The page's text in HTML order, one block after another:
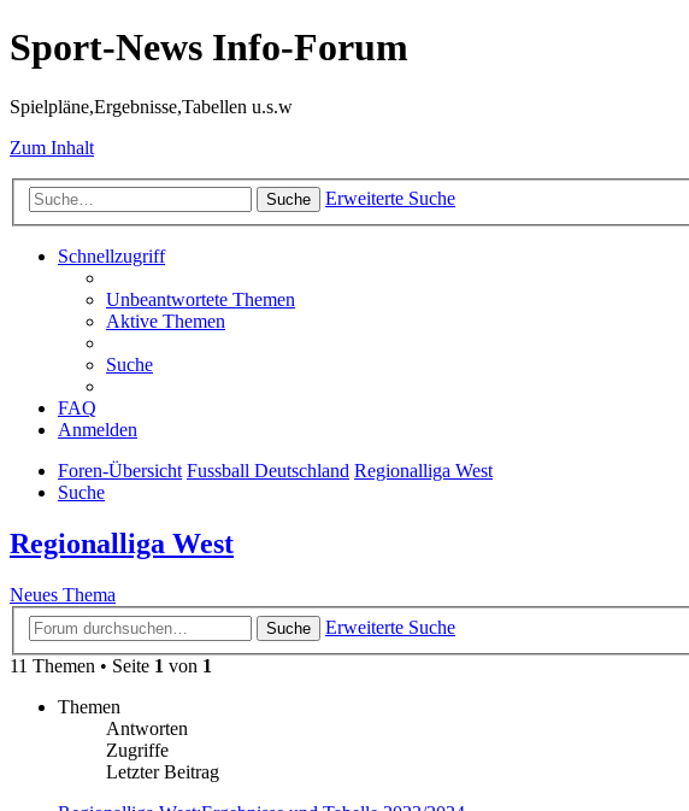
Sport-News Info-Forum
Spielpläne,Ergebnisse,Tabellen u.s.w
Zum Inhalt
Suche Erweiterte Suche
Schnellzugriff
Unbeantwortete Themen
Aktive Themen
Suche
FAQ
Anmelden
Foren-Übersicht Fussball Deutschland Regionalliga West
Suche
Regionalliga West
Neues Thema
Suche
Erweiterte Suche
11 Themen • Seite 1 von 1
Themen
Antworten
Zugriffe
Letzter Beitrag